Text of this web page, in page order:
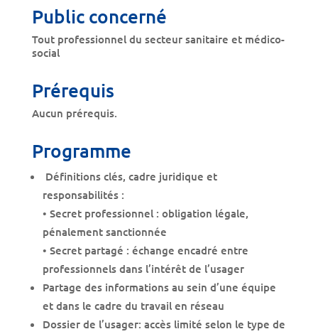
Public concerné
Tout professionnel du secteur sanitaire et médico-
social
Prérequis
Aucun prérequis.
Programme
Définitions clés, cadre juridique et
responsabilités :
• Secret professionnel : obligation légale,
pénalement sanctionnée
• Secret partagé : échange encadré entre
professionnels dans l’intérêt de l’usager
Partage des informations au sein d’une équipe
et dans le cadre du travail en réseau
Dossier de l’usager: accès limité selon le type de